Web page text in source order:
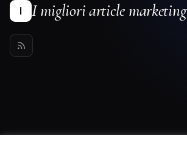
I I migliori article marketing